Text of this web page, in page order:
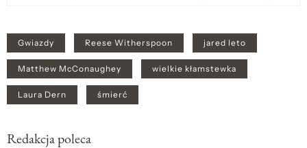
Gwiazdy Reese Witherspoon jared leto
Matthew McConaughey wielkie kłamstewka
Laura Dern śmierć
Redakcja poleca